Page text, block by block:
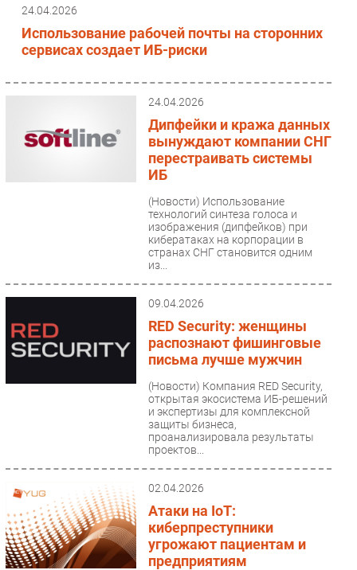
24.04.2026
Использование рабочей почты на сторонних
сервисах создает ИБ-риски
24.04.2026
Дипфейки и кража данных
вынуждают компании СНГ
перестраивать системы
ИБ
(Новости) Использование
технологий синтеза голоса и
изображения (дипфейков) при
кибератаках на корпорации в
странах СНГ становится одним
из...
09.04.2026
RED Security: женщины
распознают фишинговые
письма лучше мужчин
(Новости) Компания RED Security,
открытая экосистема ИБ-решений
и экспертизы для комплексной
защиты бизнеса,
проанализировала результаты
проектов...
02.04.2026
Атаки на IoT:
киберпреступники
угрожают пациентам и
предприятиям